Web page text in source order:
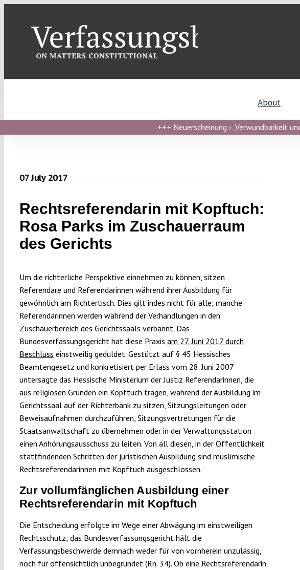
About
+++ Neuerscheinung › „Verwundbarkeit
07 July 2017
Rechtsreferendarin mit Kopftuch:
Rosa Parks im Zuschauerraum
des Gerichts
Um die richterliche Perspektive einnehmen zu können, sitzen
Referendare und Referendarinnen während ihrer Ausbildung für
gewöhnlich am Richtertisch. Dies gilt indes nicht für alle; manche
Referendarinnen werden während der Verhandlungen in den
Zuschauerbereich des Gerichtssaals verbannt. Das
Bundesverfassungsgericht hat diese Praxis am 27. Juni 2017 durch
Beschluss einstweilig geduldet. Gestützt auf § 45 Hessisches
Beamtengesetz und konkretisiert per Erlass vom 28. Juni 2007
untersagte das Hessische Ministerium der Justiz Referendarinnen, die
aus religiösen Gründen ein Kopftuch tragen, während der Ausbildung im
Gerichtssaal auf der Richterbank zu sitzen, Sitzungsleitungen oder
Beweisaufnahmen durchzuführen, Sitzungsvertretungen für die
Staatsanwaltschaft zu übernehmen oder in der Verwaltungsstation
einen Anhörungsausschuss zu leiten. Von all diesen, in der Öffentlichkeit
stattfindenden Schritten der juristischen Ausbildung sind muslimische
Rechtsreferendarinnen mit Kopftuch ausgeschlossen.
Zur vollumfänglichen Ausbildung einer
Rechtsreferendarin mit Kopftuch
Die Entscheidung erfolgte im Wege einer Abwägung im einstweiligen
Rechtsschutz; das Bundesverfassungsgericht hält die
Verfassungsbeschwerde demnach weder für von vornherein unzulässig,
noch für offensichtlich unbegründet (Rn. 34). Ob eine Rechtsreferendarin